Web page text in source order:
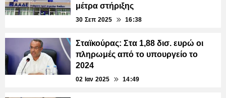
μέτρα στήριξης
30 Σεπ 2025 16:38
Σταϊκούρας: Στα 1,88 δισ. ευρώ οι
πληρωμές από το υπουργείο το
2024
02 Ιαν 2025 14:49